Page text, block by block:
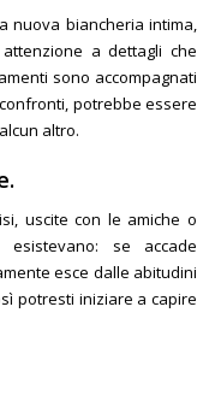
nuova biancheria intima,
a dettagli che
sono accompagnati
potrebbe essere
altro.
.
uscite con le amiche o
se accade
esce dalle abitudini
potresti iniziare a capire